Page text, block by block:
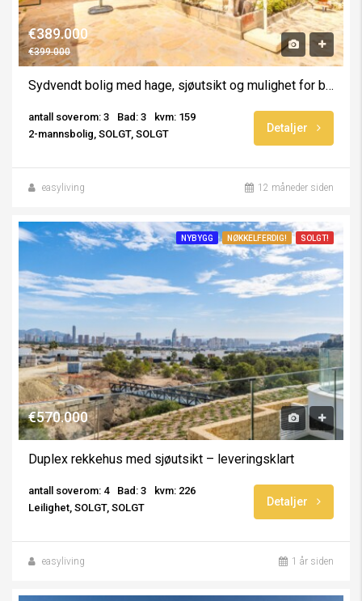
€389.000
€399.000
Sydvendt bolig med hage, sjøutsikt og mulighet for basseng
antall soverom: 3 Bad: 3
kvm: 159
2-mannsbolig, SOLGT, SOLGT
Detaljer
easyliving 12 måneder siden
NYBYGG NØKKELFERDIG! SOLGT!
€570.000
Duplex rekkehus med sjøutsikt – leveringsklart
antall soverom: 4 Bad: 3
kvm: 226
Leilighet, SOLGT, SOLGT
Detaljer
easyliving 1 år siden